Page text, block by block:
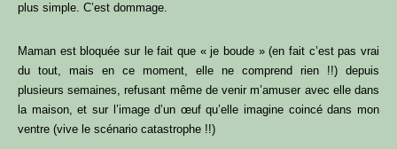
plus simple. C’est dommage.
Maman est bloquée sur le fait que « je boude » (en fait c’est pas vrai
du tout, mais en ce moment, elle ne comprend rien !!) depuis
plusieurs semaines, refusant même de venir m’amuser avec elle dans
la maison, et sur l’image d’un œuf qu’elle imagine coincé dans mon
ventre (vive le scénario catastrophe !!)